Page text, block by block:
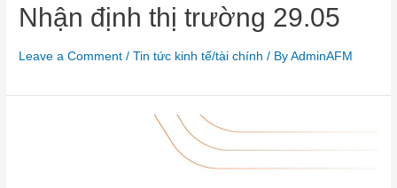
Nhận định thị trường 29.05
Leave a Comment /Tin tức kinh tế/tài chính / ByAdminAFM